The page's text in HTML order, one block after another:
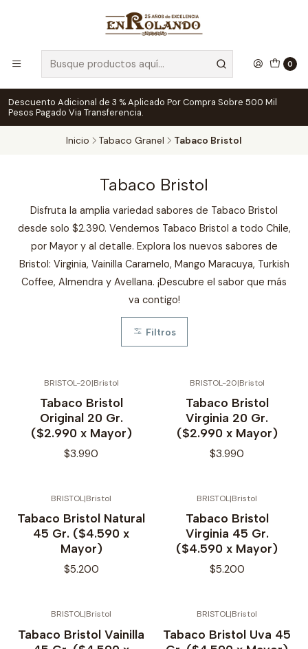
0
Descuento Adicional de 3 % Aplicado Por Compra Sobre 500 Mil
Pesos Pagado Via Transferencia.
Inicio Tabaco Granel Tabaco Bristol
Tabaco Bristol
Disfruta la amplia variedad sabores de Tabaco Bristol
desde solo $2.390. Vendemos Tabaco Bristol a todo Chile,
por Mayor y al detalle. Explora los nuevos sabores de
Bristol: Virginia, Vainilla Caramelo, Mango Maracuya, Turkish
Coffee, Almendra y Avellana. ¡Descubre el sabor que más
va contigo!
Filtros
BRISTOL-20|Bristol
Tabaco Bristol
Original 20 Gr.
($2.990 x Mayor)
$3.990
BRISTOL-20|Bristol
Tabaco Bristol
Virginia 20 Gr.
($2.990 x Mayor)
$3.990
BRISTOL|Bristol
Tabaco Bristol Natural
45 Gr. ($4.590 x
Mayor)
$5.200
BRISTOL|Bristol
Tabaco Bristol
Virginia 45 Gr.
($4.590 x Mayor)
$5.200
BRISTOL|Bristol
Tabaco Bristol Vainilla
BRISTOL|Bristol
Tabaco Bristol Uva 45